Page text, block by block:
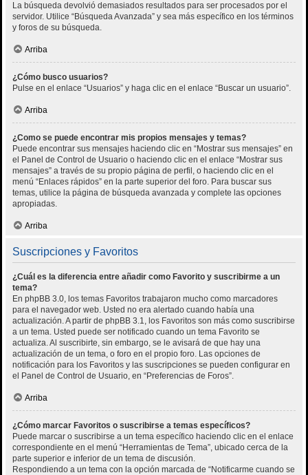
La búsqueda devolvió demasiados resultados para ser procesados por el
servidor. Utilice “Búsqueda Avanzada” y sea más específico en los términos
y foros de su búsqueda.
Arriba
¿Cómo busco usuarios?
Pulse en el enlace “Usuarios” y haga clic en el enlace “Buscar un usuario”.
Arriba
¿Como se puede encontrar mis propios mensajes y temas?
Puede encontrar sus mensajes haciendo clic en “Mostrar sus mensajes” en
el Panel de Control de Usuario o haciendo clic en el enlace “Mostrar sus
mensajes” a través de su propio página de perfil, o haciendo clic en el
menú “Enlaces rápidos” en la parte superior del foro. Para buscar sus
temas, utilice la página de búsqueda avanzada y complete las opciones
apropiadas.
Arriba
Suscripciones y Favoritos
¿Cuál es la diferencia entre añadir como Favorito y suscribirme a un
tema?
En phpBB 3.0, los temas Favoritos trabajaron mucho como marcadores
para el navegador web. Usted no era alertado cuando había una
actualización. A partir de phpBB 3.1, los Favoritos son más como suscribirse
a un tema. Usted puede ser notificado cuando un tema Favorito se
actualiza. Al suscribirte, sin embargo, se le avisará de que hay una
actualización de un tema, o foro en el propio foro. Las opciones de
notificación para los Favoritos y las suscripciones se pueden configurar en
el Panel de Control de Usuario, en “Preferencias de Foros”.
Arriba
¿Cómo marcar Favoritos o suscribirse a temas específicos?
Puede marcar o suscribirse a un tema específico haciendo clic en el enlace
correspondiente en el menú “Herramientas de Tema”, ubicado cerca de la
parte superior e inferior de un tema de discusión.
Respondiendo a un tema con la opción marcada de “Notificarme cuando se